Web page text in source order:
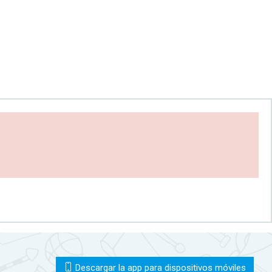
Descargar la app para dispositivos móviles